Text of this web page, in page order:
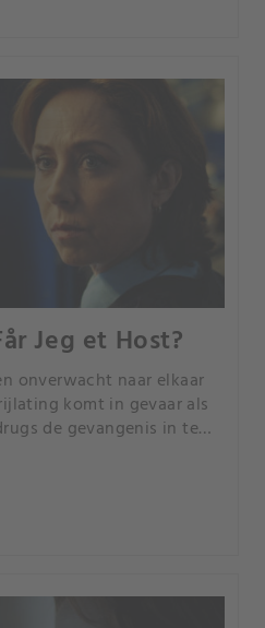
Jeg et Host?
onverwacht naar elkaar
komt in gevaar als
de gevangenis in te